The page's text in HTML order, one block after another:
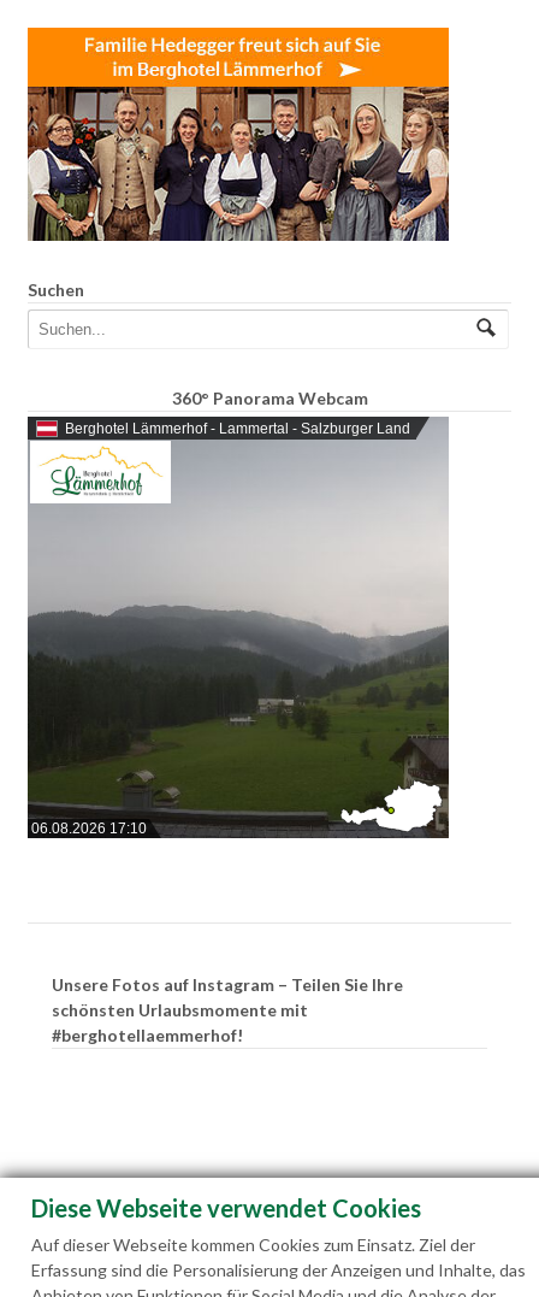
Suchen
360° Panorama Webcam
Berghotel Lämmerhof - Lammertal - Salzburger Land
06.08.2026 17:10
Unsere Fotos auf Instagram – Teilen Sie Ihre
schönsten Urlaubsmomente mit
#berghotellaemmerhof!
Diese Webseite verwendet Cookies
Auf dieser Webseite kommen Cookies zum Einsatz. Ziel der
Erfassung sind die Personalisierung der Anzeigen und Inhalte, das